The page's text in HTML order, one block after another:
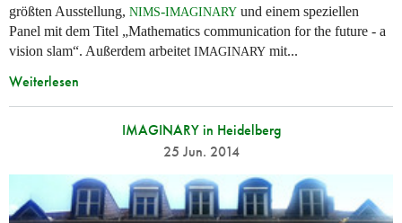
größten Ausstellung, NIMS-IMAGINARY und einem speziellen
Panel mit dem Titel „Mathematics communication for the future - a
vision slam“. Außerdem arbeitet IMAGINARY mit...
Weiterlesen
IMAGINARY in Heidelberg
25 Jun. 2014